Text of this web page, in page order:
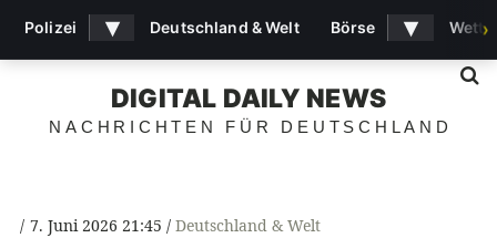
DIGITAL DAILY NEWS
NACHRICHTEN FÜR DEUTSCHLAND
7. Juni 2026 21:45 Deutschland & Welt
Polizei ▾ Deutschland & Welt Börse ▾ ›